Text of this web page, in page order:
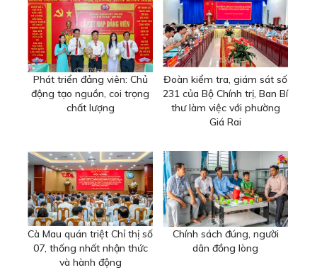
Phát triển đảng viên: Chủ
động tạo nguồn, coi trọng
chất lượng
Đoàn kiểm tra, giám sát số
231 của Bộ Chính trị, Ban Bí
thư làm việc với phường
Giá Rai
Cà Mau quán triệt Chỉ thị số
07, thống nhất nhận thức
và hành động
Chính sách đúng, người
dân đồng lòng